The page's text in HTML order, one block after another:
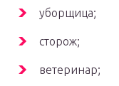
уборщица;
сторож;
ветеринар;